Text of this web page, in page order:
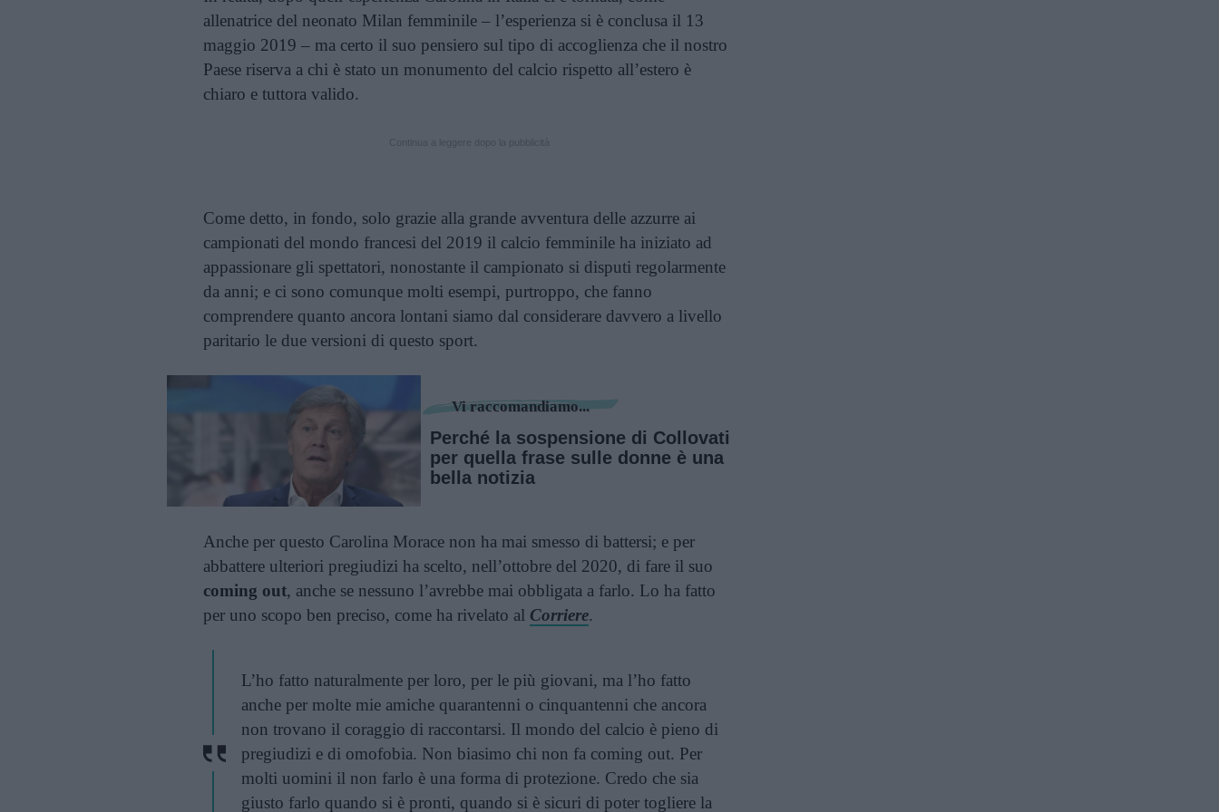
allenatrice del neonato Milan femminile – l’esperienza si è conclusa il 13
maggio 2019 – ma certo il suo pensiero sul tipo di accoglienza che il nostro
Paese riserva a chi è stato un monumento del calcio rispetto all’estero è
chiaro e tuttora valido.
Come detto, in fondo, solo grazie alla grande avventura delle azzurre ai
campionati del mondo francesi del 2019 il calcio femminile ha iniziato ad
appassionare gli spettatori, nonostante il campionato si disputi regolarmente
da anni; e ci sono comunque molti esempi, purtroppo, che fanno
comprendere quanto ancora lontani siamo dal considerare davvero a livello
paritario le due versioni di questo sport.
Vi raccomandiamo...
Perché la sospensione di Collovati
per quella frase sulle donne è una
bella notizia
Anche per questo Carolina Morace non ha mai smesso di battersi; e per
abbattere ulteriori pregiudizi ha scelto, nell’ottobre del 2020, di fare il suo
coming out, anche se nessuno l’avrebbe mai obbligata a farlo. Lo ha fatto
per uno scopo ben preciso, come ha rivelato al Corriere.
L’ho fatto naturalmente per loro, per le più giovani, ma l’ho fatto
anche per molte mie amiche quarantenni o cinquantenni che ancora
non trovano il coraggio di raccontarsi. Il mondo del calcio è pieno di
pregiudizi e di omofobia. Non biasimo chi non fa coming out. Per
molti uomini il non farlo è una forma di protezione. Credo che sia
giusto farlo quando si è pronti, quando si è sicuri di poter togliere la